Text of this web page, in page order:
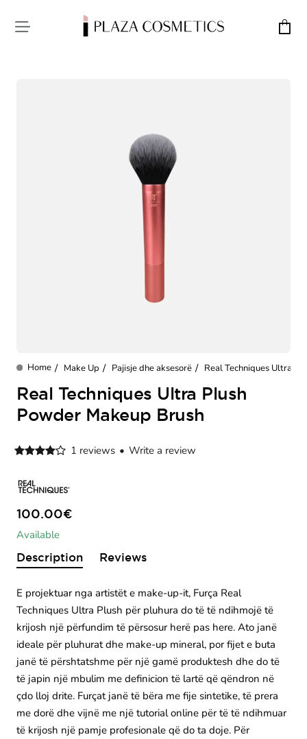
home
Make Up Pajisje dhe aksesorë Real Techniques Ultra
Real Techniques Ultra Plush
Powder Makeup Brush
1 reviews • Write a review
100.00€
Available
Description Reviews
E projektuar nga artistët e make-up-it, Furça Real
Techniques Ultra Plush për pluhura do të të ndihmojë të
krijosh një përfundim të përsosur herë pas here. Ato janë
ideale për pluhurat dhe make-up mineral, por fijet e buta
janë të përshtatshme për një gamë produktesh dhe do të
të japin një mbulim me definicion të lartë që qëndron në
çdo lloj drite. Furçat janë të bëra me fije sintetike, të prera
me dorë dhe vijnë me një tutorial online për të të ndihmuar
të krijosh një pamje profesionale që do ta doje. Për